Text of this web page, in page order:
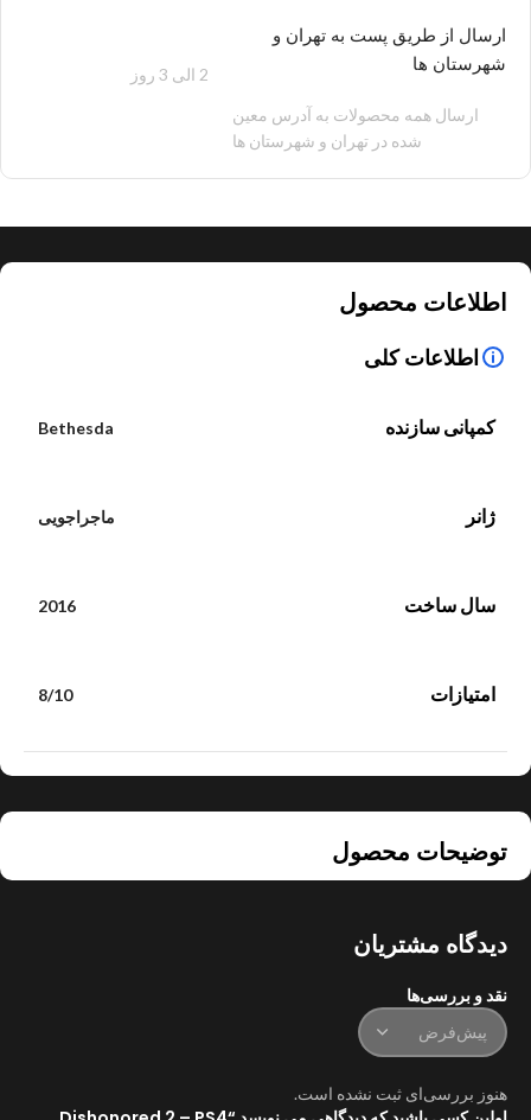
ارسال از طریق پست به تهران و
شهرستان ها
ارسال همه محصولات به آدرس معین
شده در تهران و شهرستان ها
2 الی 3 روز
توضیحات محصول
اطلاعات محصول
اطلاعات کلی
کمپانی سازنده Bethesda
ژانر ماجراجویی
سال ساخت 2016
امتیازات 8/10
دیدگاه مشتریان
نقد و بررسی‌ها
هنوز بررسی‌ای ثبت نشده است.